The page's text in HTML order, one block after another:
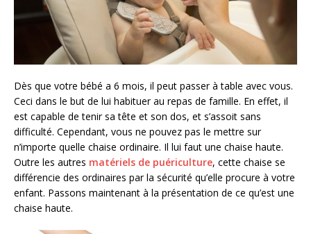
Dès que votre bébé a 6 mois, il peut passer à table avec vous.
Ceci dans le but de lui habituer au repas de famille. En effet, il
est capable de tenir sa tête et son dos, et s’assoit sans
difficulté. Cependant, vous ne pouvez pas le mettre sur
n’importe quelle chaise ordinaire. Il lui faut une chaise haute.
Outre les autres matériels de puériculture, cette chaise se
différencie des ordinaires par la sécurité qu’elle procure à votre
enfant. Passons maintenant à la présentation de ce qu’est une
chaise haute.